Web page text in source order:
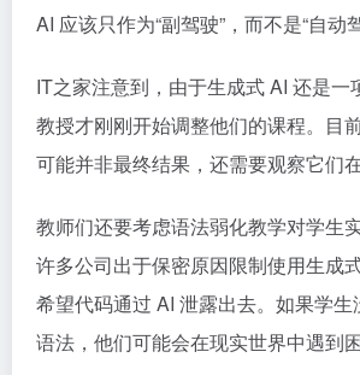
AI 应该只作为“副驾驶”，而不是“自动驾
IT之家注意到，由于生成式 AI 还是一
教授才刚刚开始调整他们的课程。目
可能并非最终结果，还需要观察它们
教师们还要考虑语法弱化教学对学生
许多公司出于保密原因限制使用生成
希望代码通过 AI 泄露出去。如果学生
语法，他们可能会在现实世界中遇到困